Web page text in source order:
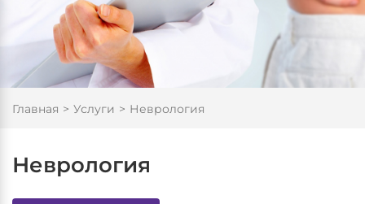
Вкл
Выкл
Обычная версия
Главная Услуги Неврология
Неврология